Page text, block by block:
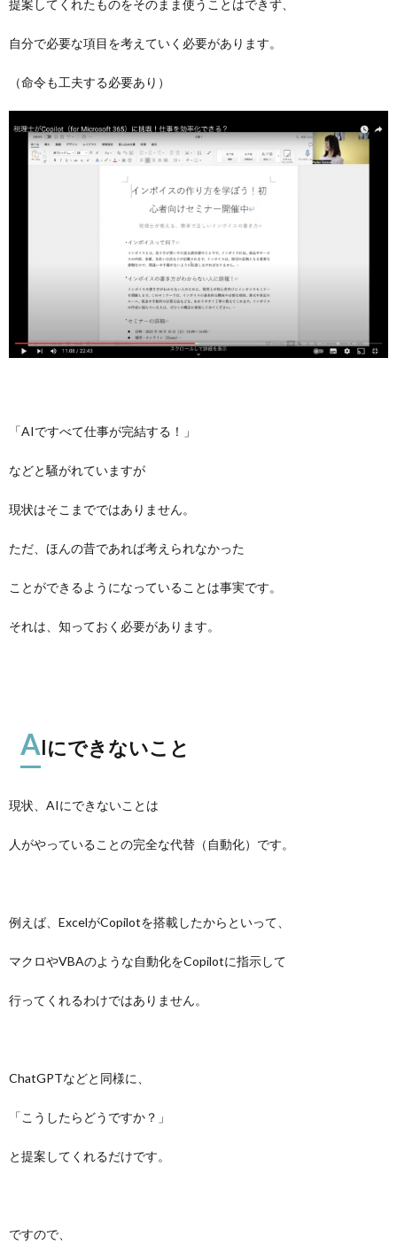
提案してくれたものをそのまま使うことはできず、
自分で必要な項目を考えていく必要があります。
（命令も工夫する必要あり）
「AIですべて仕事が完結する！」
などと騒がれていますが
現状はそこまでではありません。
ただ、ほんの昔であれば考えられなかった
ことができるようになっていることは事実です。
それは、知っておく必要があります。
AIにできないこと
現状、AIにできないことは
人がやっていることの完全な代替（自動化）です。
例えば、ExcelがCopilotを搭載したからといって、
マクロやVBAのような自動化をCopilotに指示して
行ってくれるわけではありません。
ChatGPTなどと同様に、
「こうしたらどうですか？」
と提案してくれるだけです。
ですので、